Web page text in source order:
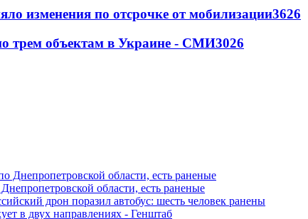
изменения по отсрочке от мобилизации3626
трем объектам в Украине - СМИ3026
области, есть раненые
дрон поразил автобус: шесть человек ранены
в двух направлениях - Генштаб